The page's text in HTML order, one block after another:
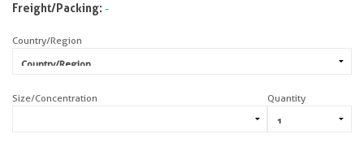
Freight/Packing: -
Country/Region
Size/Concentration Quantity